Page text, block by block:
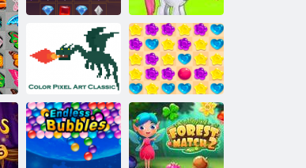
Match Arena
Légende des
Jeux de Bubble
Couleur Pixel
Art Classic
Candy Rain 5